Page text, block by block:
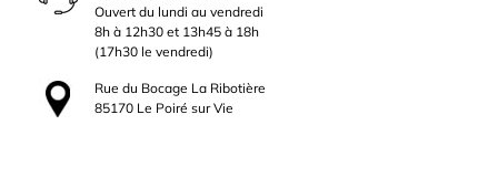
Ouvert du lundi au vendredi
8h à 12h30 et 13h45 à 18h
(17h30 le vendredi)
Rue du Bocage La Ribotière
85170 Le Poiré sur Vie